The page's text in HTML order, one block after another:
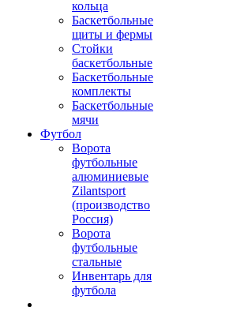
кольца
Баскетбольные
щиты и фермы
Стойки
баскетбольные
Баскетбольные
комплекты
Баскетбольные
мячи
Футбол
Ворота
футбольные
алюминиевые
Zilantsport
(производство
Россия)
Ворота
футбольные
стальные
Инвентарь для
футбола